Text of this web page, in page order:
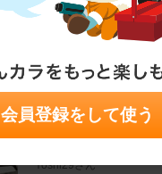
ルークス [B44A/B45A/B47A/
麗(うるは）さん
Renjzle ドア遮音シ
ソーバー取付け
Yoshi29さん
会員登録をして使う